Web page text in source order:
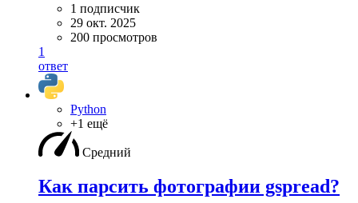
1 подписчик
29 окт. 2025
200 просмотров
1
ответ
Python
+1 ещё
Средний
Как парсить фотографии gspread?